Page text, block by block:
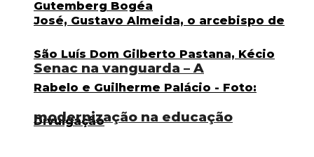
Senac na vanguarda – A
modernização na educação